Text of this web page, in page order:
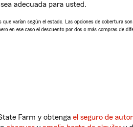
adecuada para usted.
varían según el estado. Las opciones de cobertura
en ese caso el descuento por dos o más compras de
Farm y obtenga el seguro de